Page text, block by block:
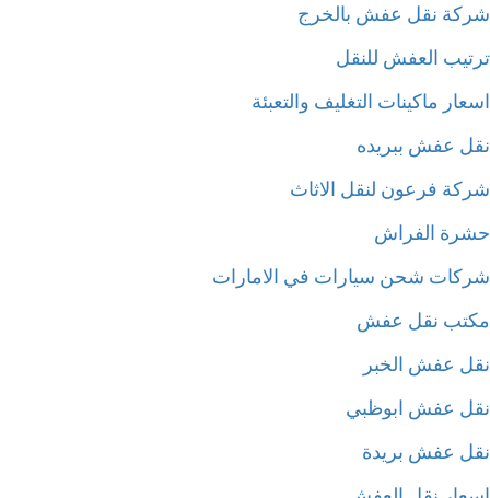
نقل عفش بالخرج
العفش للنقل
ماكينات التغليف والتعبئة
عفش ببريده
فرعون لنقل الاثاث
الفراش
شحن سيارات في الامارات
نقل عفش
عفش الخبر
عفش ابوظبي
عفش بريدة